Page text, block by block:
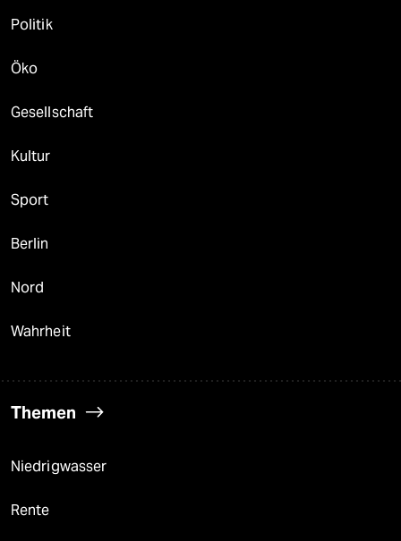
Politik
Öko
Gesellschaft
Kultur
Sport
Berlin
Nord
Wahrheit
Themen
Niedrigwasser
Rente